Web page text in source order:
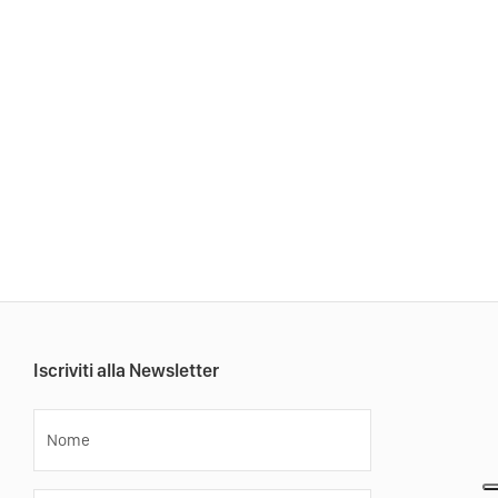
Iscriviti alla Newsletter
Nome